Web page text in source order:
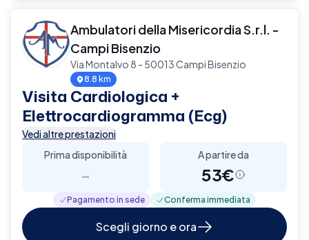
Ambulatori della Misericordia S.r.l. -
Campi Bisenzio
Via Montalvo 8 - 50013 Campi Bisenzio
8.8 km
Visita Cardiologica +
Elettrocardiogramma (Ecg)
Vedi altre prestazioni
Prima disponibilità
-
A partire da
53€
Pagamento in sede Conferma immediata
Scegli giorno e ora